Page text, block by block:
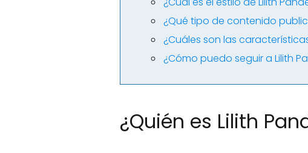
¿Qué tipo de contenido
¿Cuáles son las
¿Cómo puedo seguir a Lilith
¿Quién es Lilith